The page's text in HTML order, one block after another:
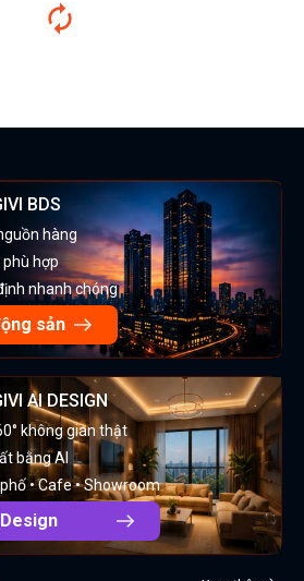
BDS
hàng
hợp
nhanh chóng
sản
AI DESIGN
không gian thật
bằng AI
• Cafe • Showroom